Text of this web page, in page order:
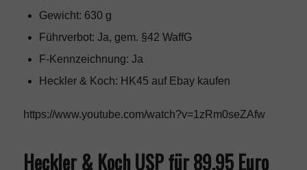
Gewicht: 630 g
Führverbot: Ja, gem. §42 WaffG
F-Kennzeichnung: Ja
Heckler & Koch: HK45 auf Ebay kaufen
https://www.youtube.com/watch?v=1zRm0seZAfw
Heckler & Koch USP für 89,95 Euro